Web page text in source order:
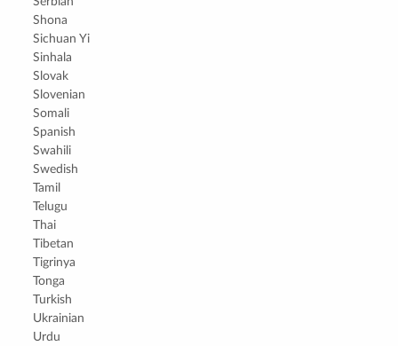
Shona
Sichuan Yi
Sinhala
Slovak
Slovenian
Somali
Spanish
Swahili
Swedish
Tamil
Telugu
Thai
Tibetan
Tigrinya
Tonga
Turkish
Ukrainian
Urdu